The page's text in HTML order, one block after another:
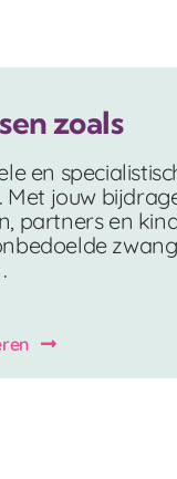
zoals
en
Met jouw
partners en